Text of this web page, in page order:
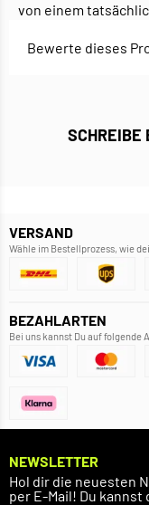
von einem
Bewerte dieses
SCHREIBE
VERSAND
Wähle im Bestellprozess, wie
BEZAHLARTEN
Bei uns kannst Du auf folgende
NEWSLETTER
Hol dir die neuesten
per E-Mail! Du kannst